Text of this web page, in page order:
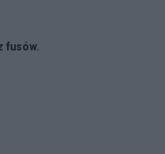
fusów.